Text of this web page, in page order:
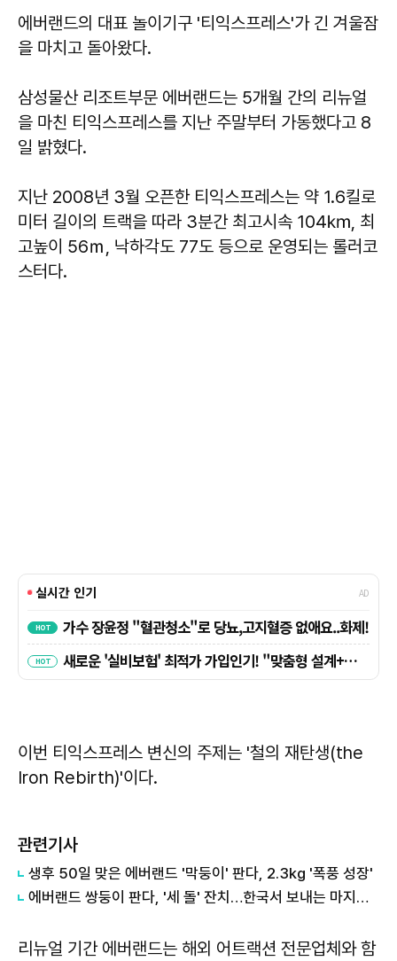
에버랜드의 대표 놀이기구 '티익스프레스'가 긴 겨울잠
을 마치고 돌아왔다.
삼성물산 리조트부문 에버랜드는 5개월 간의 리뉴얼
을 마친 티익스프레스를 지난 주말부터 가동했다고 8
일 밝혔다.
지난 2008년 3월 오픈한 티익스프레스는 약 1.6킬로
미터 길이의 트랙을 따라 3분간 최고시속 104㎞, 최
고높이 56ｍ, 낙하각도 77도 등으로 운영되는 롤러코
스터다.
이번 티익스프레스 변신의 주제는 '철의 재탄생(the
Iron Rebirth)'이다.
관련기사
생후 50일 맞은 에버랜드 '막둥이' 판다, 2.3kg '폭풍 성장'
에버랜드 쌍둥이 판다, '세 돌' 잔치…한국서 보내는 마지막 생일
리뉴얼 기간 에버랜드는 해외 어트랙션 전문업체와 함